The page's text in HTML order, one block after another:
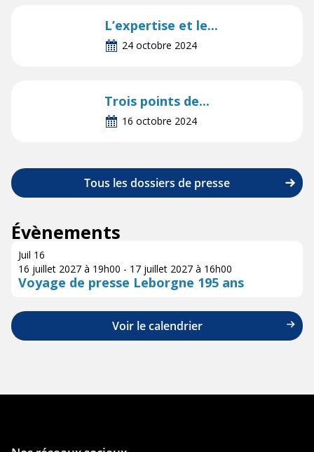
L’expertise et le...
24 octobre 2024
Trois points de...
16 octobre 2024
Tous les dossiers de presse
Évènements
Juil 16
16 juillet 2027 à 19h00 - 17 juillet 2027 à 16h00
Voyage de presse Leborgne 195 ans
Voir le calendrier